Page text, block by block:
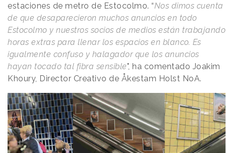
estaciones de metro de Estocolmo. “Nos dimos cuenta
de que desaparecieron muchos anuncios en todo
Estocolmo y nuestros socios de medios están trabajando
horas extras para llenar los espacios en blanco. Es
igualmente confuso y halagador que los anuncios
hayan tocado tal fibra sensible", ha comentado Joakim
Khoury, Director Creativo de Åkestam Holst NoA.